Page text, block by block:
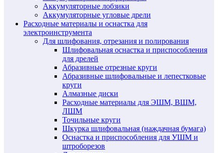
Аккумуляторные лобзики
Аккумуляторные угловые дрели
Расходные материалы и оснастка для
электроинструмента
Для шлифования, отрезания и полирования
Шлифовальная оснастка и приспособления
для дрелей
Абразивные отрезные круги
Абразивные шлифовальные и лепестковые
круги
Алмазные диски
Расходные материалы для ЭШМ, ВШМ,
ЛШМ
Точильные круги
Шкурка шлифовальная (наждачная бумага)
Оснастка и приспособления для УШМ и
штроборезов